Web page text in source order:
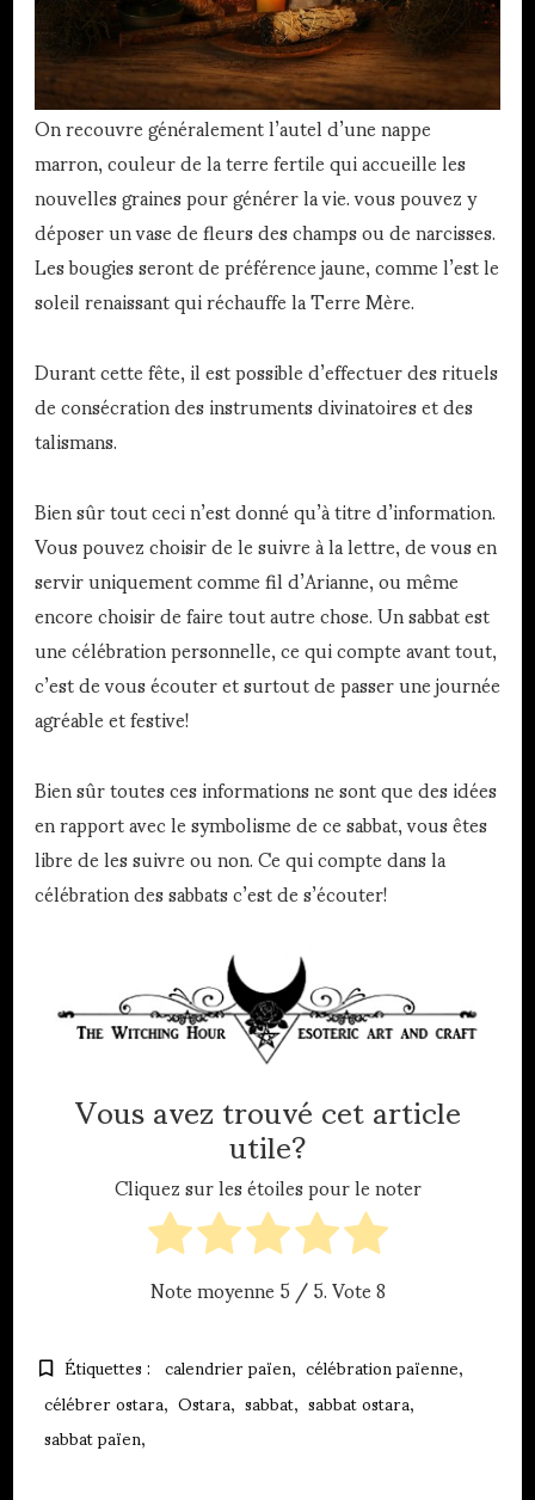
On recouvre généralement l’autel d’une nappe
marron, couleur de la terre fertile qui accueille les
nouvelles graines pour générer la vie. vous pouvez y
déposer un vase de fleurs des champs ou de narcisses.
Les bougies seront de préférence jaune, comme l’est le
soleil renaissant qui réchauffe la Terre Mère.
Durant cette fête, il est possible d’effectuer des rituels
de consécration des instruments divinatoires et des
talismans.
Bien sûr tout ceci n’est donné qu’à titre d’information.
Vous pouvez choisir de le suivre à la lettre, de vous en
servir uniquement comme fil d’Arianne, ou même
encore choisir de faire tout autre chose. Un sabbat est
une célébration personnelle, ce qui compte avant tout,
c’est de vous écouter et surtout de passer une journée
agréable et festive!
Bien sûr toutes ces informations ne sont que des idées
en rapport avec le symbolisme de ce sabbat, vous êtes
libre de les suivre ou non. Ce qui compte dans la
célébration des sabbats c’est de s’écouter!
Vous avez trouvé cet article
utile?
Cliquez sur les étoiles pour le noter
Note moyenne5/ 5. Vote8
Étiquettes : calendrier païen célébration païenne
célébrer ostara Ostara sabbat sabbat ostara
sabbat païen